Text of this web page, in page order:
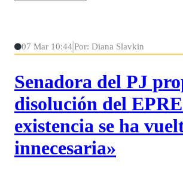
07 Mar 10:44Por: Diana Slavkin
Senadora del PJ
disolución del
existencia se ha
innecesaria»